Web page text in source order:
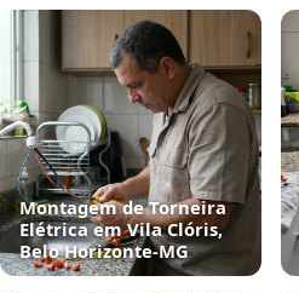
Montagem de Torneira
Elétrica em Vila Clóris,
Belo Horizonte‑MG